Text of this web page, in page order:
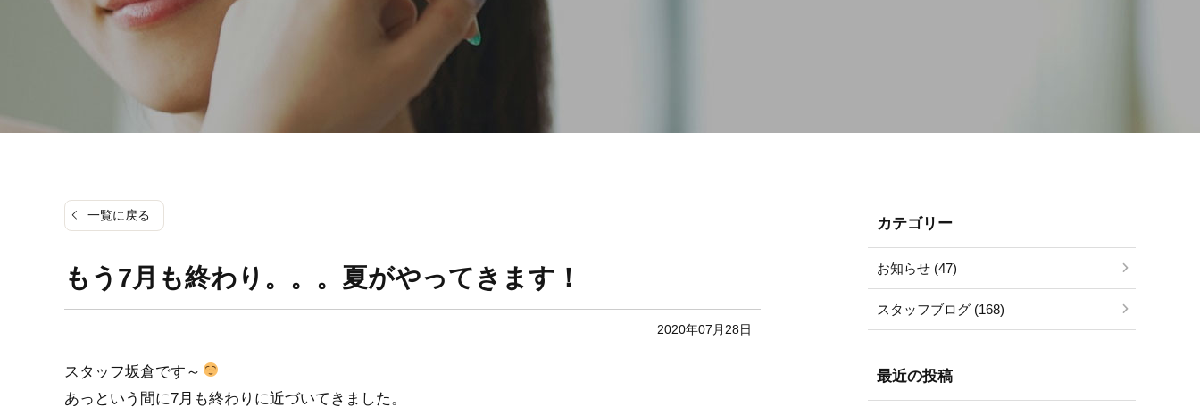
一覧に戻る
もう7月も終わり。。。夏がやってきます！
2020年07月28日
スタッフ坂倉です～
あっという間に7月も終わりに近づいてきました。
カテゴリー
お知らせ (47)
スタッフブログ (168)
最近の投稿